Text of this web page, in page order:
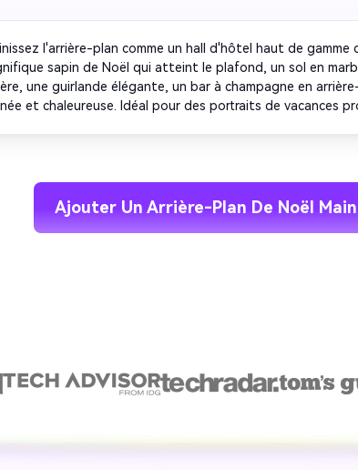
l'arrière-plan comme un hall d'hôtel haut de gamme
sapin de Noël qui atteint le plafond, un sol en
une guirlande élégante, un bar à champagne en
et chaleureuse. Idéal pour des portraits de vacances
Ajouter Un Arrière-Plan De Noël